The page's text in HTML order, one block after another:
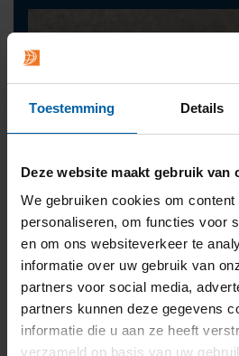
Toestemming Details
Deze website maakt gebruik van
We gebruiken cookies om
personaliseren, om functies voor
en om ons websiteverkeer te
informatie over uw gebruik van
partners voor social media,
partners kunnen deze gegevens
informatie die u aan ze heeft
verzameld op basis van uw
Contact